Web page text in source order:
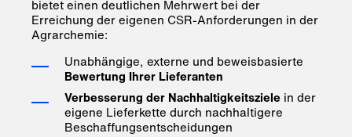
bietet einen deutlichen Mehrwert bei der
Erreichung der eigenen CSR-Anforderungen in der
Agrarchemie:
Unabhängige, externe und beweisbasierte
Bewertung Ihrer Lieferanten
Verbesserung der Nachhaltigkeitsziele in der
eigene Lieferkette durch nachhaltigere
Beschaffungsentscheidungen